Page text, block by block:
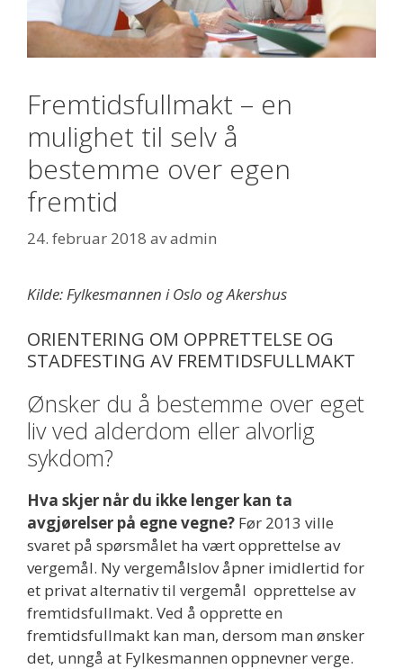
Fremtidsfullmakt – en
mulighet til selv å
bestemme over egen
fremtid
24. februar 2018 avadmin
Kilde: Fylkesmannen i Oslo og Akershus
ORIENTERING OM OPPRETTELSE OG
STADFESTING AV FREMTIDSFULLMAKT
Ønsker du å bestemme over eget
liv ved alderdom eller alvorlig
sykdom?
Hva skjer når du ikke lenger kan ta
avgjørelser på egne vegne? Før 2013 ville
svaret på spørsmålet ha vært opprettelse av
vergemål. Ny vergemålslov åpner imidlertid for
et privat alternativ til vergemål opprettelse av
fremtidsfullmakt. Ved å opprette en
fremtidsfullmakt kan man, dersom man ønsker
det, unngå at Fylkesmannen oppnevner verge.